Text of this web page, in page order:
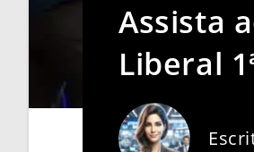
Assista
Liberal